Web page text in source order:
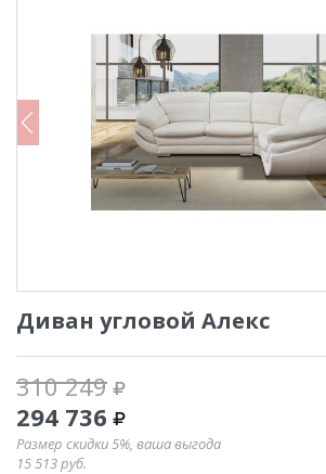
Диван угловой Алекс
310 249
294 736
Размер скидки 5%, ваша выгода
15 513руб.